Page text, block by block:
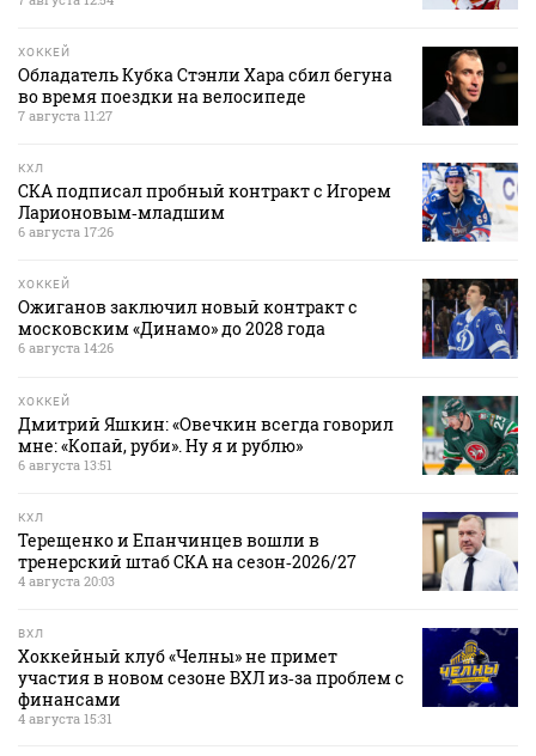
ХОККЕЙ
Обладатель Кубка Стэнли Хара сбил бегуна
во время поездки на велосипеде
7 августа 11:27
КХЛ
СКА подписал пробный контракт с Игорем
Ларионовым‑младшим
6 августа 17:26
ХОККЕЙ
Ожиганов заключил новый контракт с
московским «Динамо» до 2028 года
6 августа 14:26
ХОККЕЙ
Дмитрий Яшкин: «Овечкин всегда говорил
мне: «Копай, руби». Ну я и рублю»
6 августа 13:51
КХЛ
Терещенко и Епанчинцев вошли в
тренерский штаб СКА на сезон‑2026/27
4 августа 20:03
ВХЛ
Хоккейный клуб «Челны» не примет
участия в новом сезоне ВХЛ из‑за проблем с
финансами
4 августа 15:31